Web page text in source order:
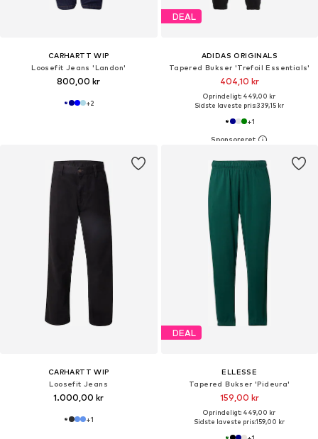
CARHARTT WIP
Loosefit Jeans 'Landon'
800,00 kr
+2
DEAL
ADIDAS ORIGINALS
Tapered Bukser 'Trefoil Essentials'
404,10 kr
Oprindeligt: 449,00 kr
Sidste laveste pris:339,15 kr
+1
CARHARTT WIP
Loosefit Jeans
1.000,00 kr
+1
DEAL
ELLESSE
Tapered Bukser 'Pideura'
159,00 kr
Oprindeligt: 449,00 kr
Sidste laveste pris:159,00 kr